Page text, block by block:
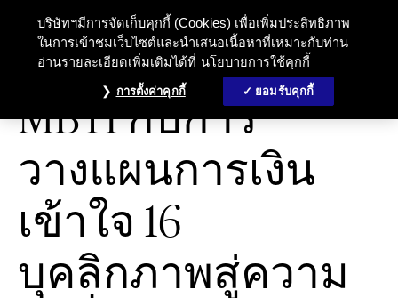
MBTI กับการวางแผนการเงินเข้า
MBTI กับการ
วางแผนการเงิน
เข้าใจ 16
บุคลิกภาพสู่ความ
บริษัทฯมีการจัดเก็บคุกกี้ (Cookies) เพื่อเพิ่มประสิทธิภาพ
ในการเข้าชมเว็บไซต์และนำเสนอเนื้อหาที่เหมาะกับท่าน
อ่านรายละเอียดเพิ่มเติมได้ที่ นโยบายการใช้คุกกี้
การตั้งค่าคุกกี้ ยอมรับคุกกี้